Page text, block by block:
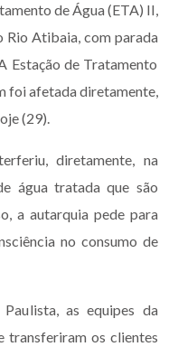
de Água (ETA) II,
Rio Atibaia, com parada
Estação de Tratamento
foi afetada diretamente,
(29).
diretamente, na
água tratada que são
a autarquia pede para
no consumo de
as equipes da
transferiram os clientes